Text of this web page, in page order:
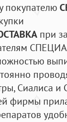
покупателю
при
Сиалиса
фирмы